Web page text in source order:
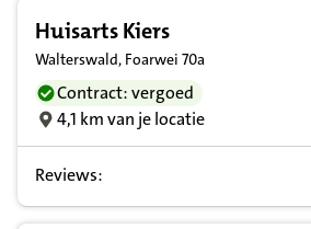
Huisarts Kiers
Walterswald, Foarwei 70a
Contract: vergoed
4,1 km van je locatie
Reviews: